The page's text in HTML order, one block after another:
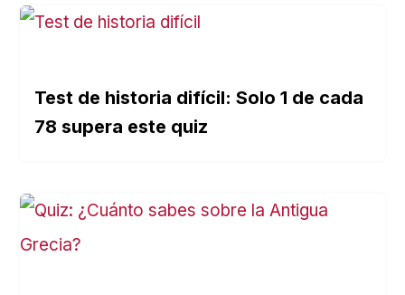
Test de historia difícil: Solo 1 de cada
78 supera este quiz